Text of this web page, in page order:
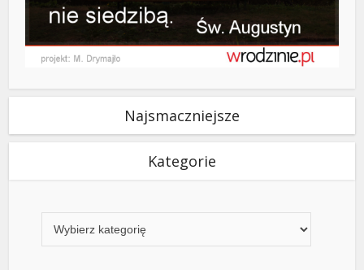
Najsmaczniejsze
Kategorie